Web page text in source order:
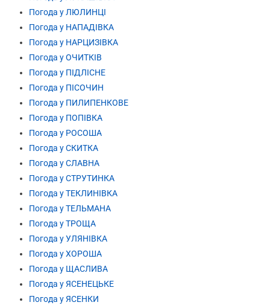
Погода у ЛЮЛИНЦІ
Погода у НАПАДІВКА
Погода у НАРЦИЗІВКА
Погода у ОЧИТКІВ
Погода у ПІДЛІСНЕ
Погода у ПІСОЧИН
Погода у ПИЛИПЕНКОВЕ
Погода у ПОПІВКА
Погода у РОСОША
Погода у СКИТКА
Погода у СЛАВНА
Погода у СТРУТИНКА
Погода у ТЕКЛИНІВКА
Погода у ТЕЛЬМАНА
Погода у ТРОЩА
Погода у УЛЯНІВКА
Погода у ХОРОША
Погода у ЩАСЛИВА
Погода у ЯСЕНЕЦЬКЕ
Погода у ЯСЕНКИ